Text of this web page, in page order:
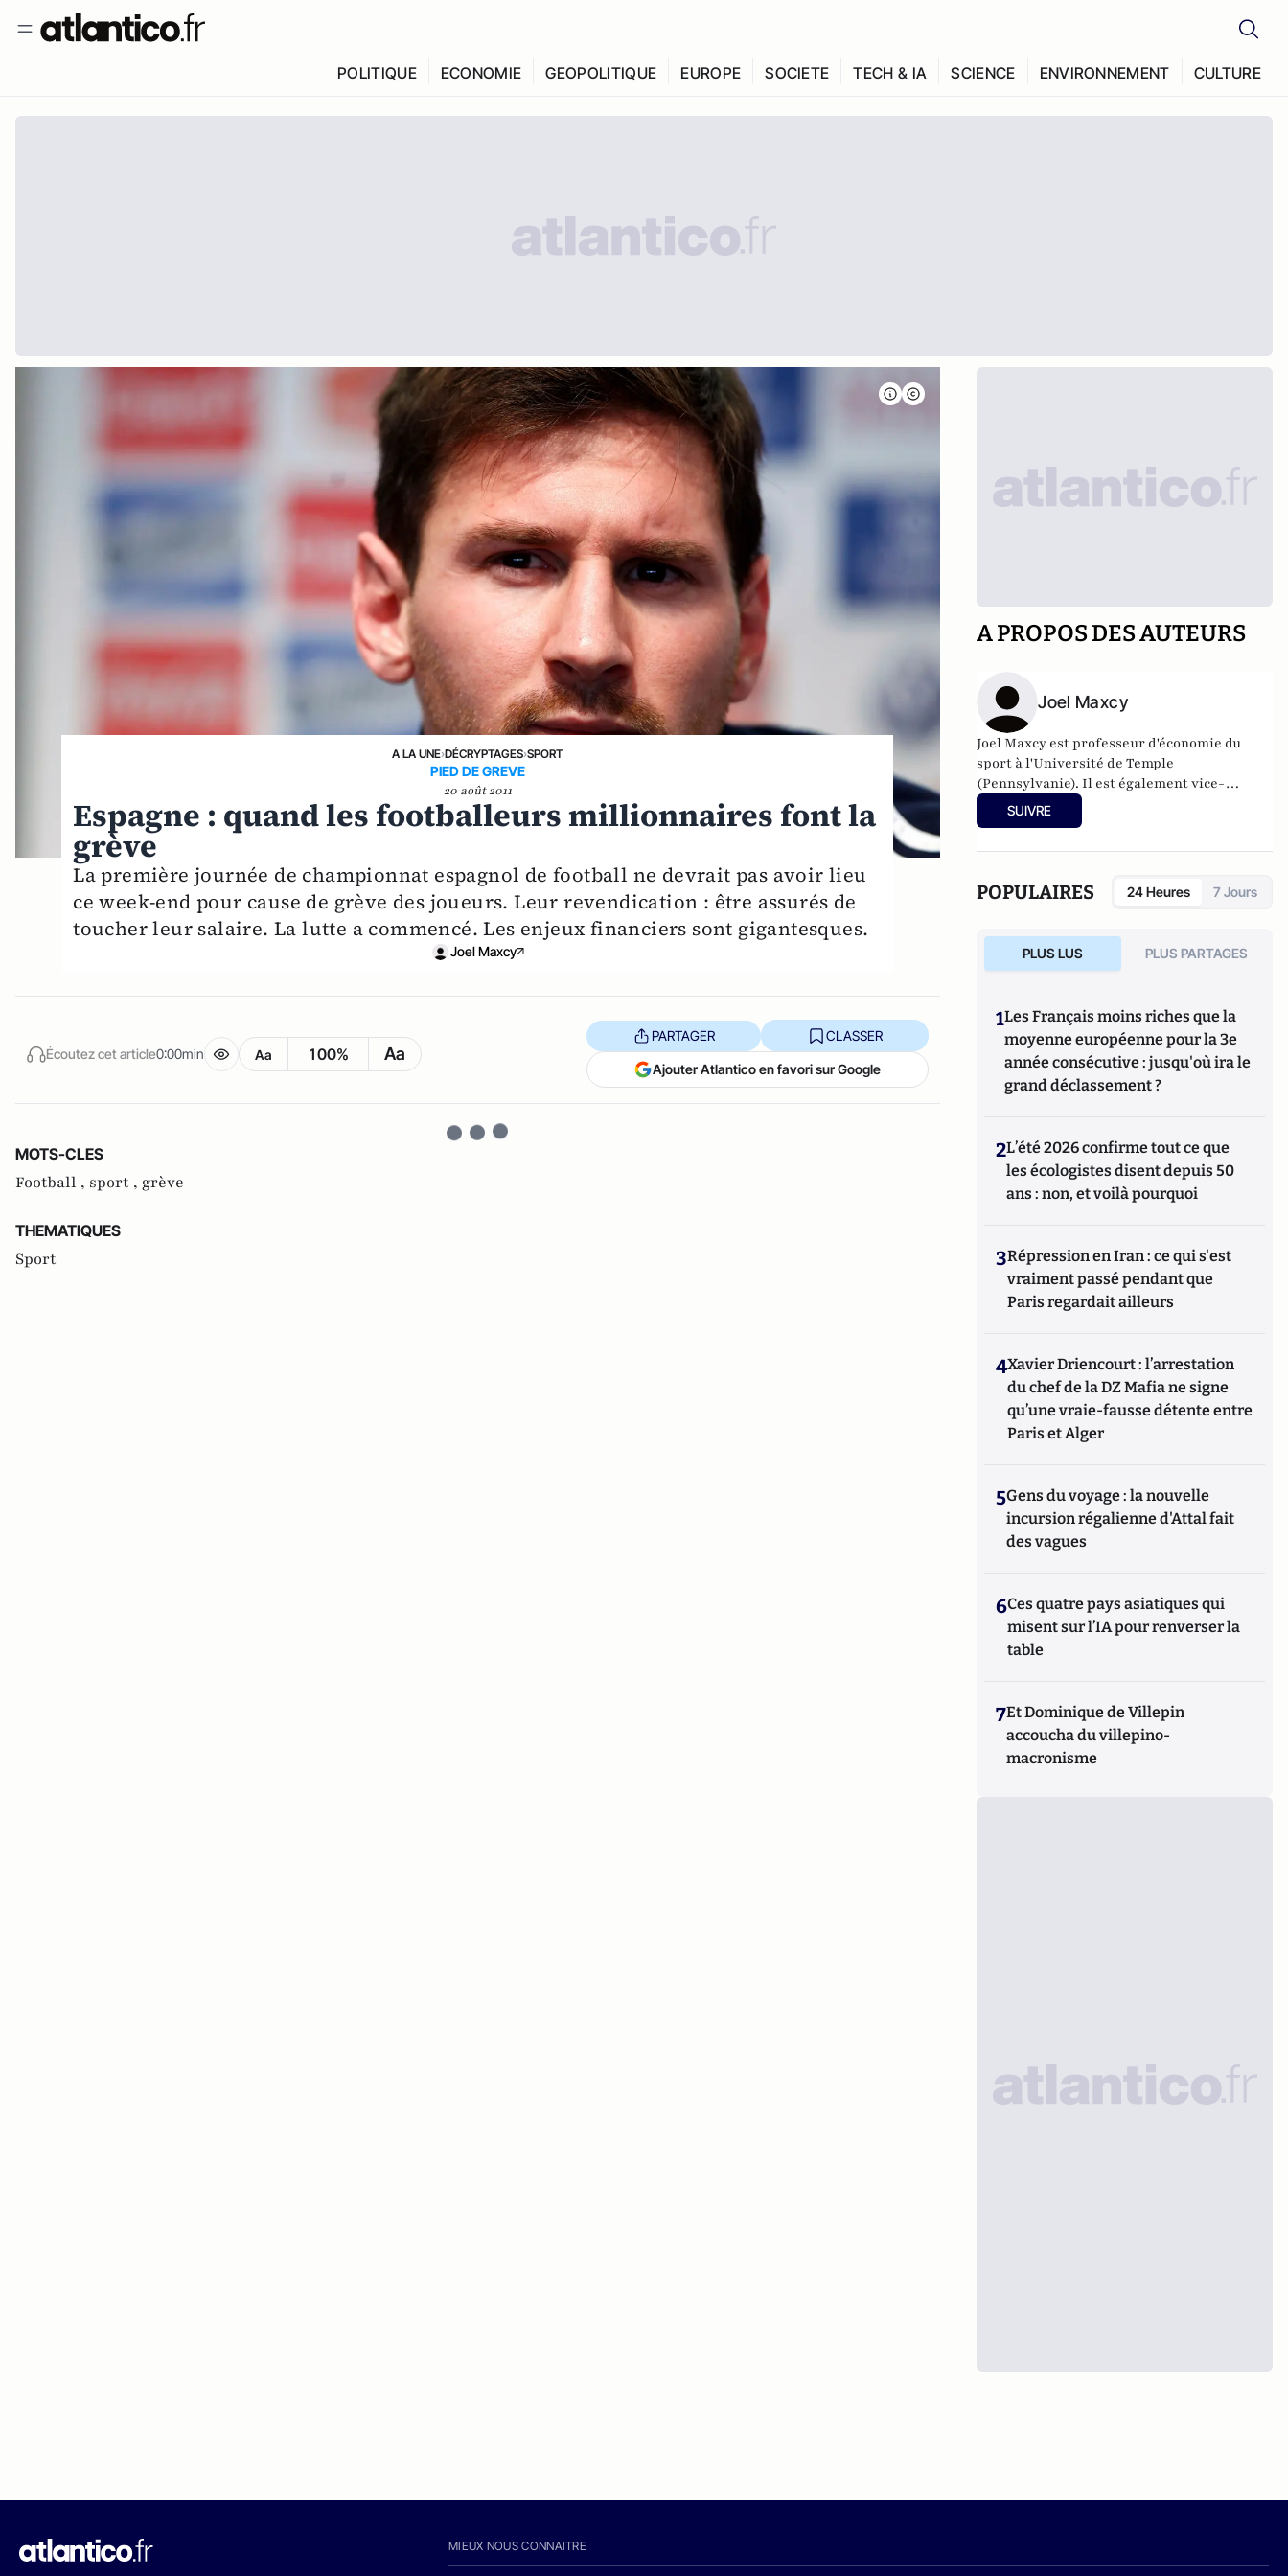
POLITIQUE ECONOMIE GEOPOLITIQUE EUROPE SOCIETE TECH & IA SCIENCE ENVIRONNEMENT CULTURE
A LA UNE›DÉCRYPTAGES›SPORT
PIED DE GREVE
20 août 2011
Espagne : quand les footballeurs millionnaires font la
grève
La première journée de championnat espagnol de football ne devrait pas avoir lieu
ce week-end pour cause de grève des joueurs. Leur revendication : être assurés de
toucher leur salaire. La lutte a commencé. Les enjeux financiers sont gigantesques.
Joel Maxcy
Écoutez cet article0:00min Aa 100% Aa
PARTAGER CLASSER
Ajouter Atlantico en favori sur Google
MOTS-CLES
Football , sport , grève
THEMATIQUES
Sport
A PROPOS DES AUTEURS
Joel Maxcy
Joel Maxcy est professeur d'économie du
sport à l'Université de Temple
(Pennsylvanie). Il est également vice-
président de l'association internationale des
économistes du sport. Il est spécialisé dans
SUIVRE
POPULAIRES 24 Heures 7 Jours
PLUS LUS PLUS PARTAGES
1Les Français moins riches que la
moyenne européenne pour la 3e
année consécutive : jusqu'où ira le
grand déclassement ?
2L’été 2026 confirme tout ce que
les écologistes disent depuis 50
ans : non, et voilà pourquoi
3Répression en Iran : ce qui s'est
vraiment passé pendant que
Paris regardait ailleurs
4Xavier Driencourt : l’arrestation
du chef de la DZ Mafia ne signe
qu’une vraie-fausse détente entre
Paris et Alger
5Gens du voyage : la nouvelle
incursion régalienne d'Attal fait
des vagues
6Ces quatre pays asiatiques qui
misent sur l’IA pour renverser la
table
7Et Dominique de Villepin
accoucha du villepino-
macronisme
MIEUX NOUS CONNAITRE